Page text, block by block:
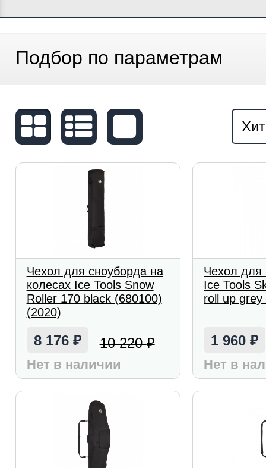
Подбор по параметрам
Чехол для сноуборда на
колесах Ice Tools Snow
Roller 170 black (680100)
(2020)
8 176 ₽ 10 220₽
Нет в наличии
Чехол для
Ice Tools
roll up
1 960₽
Нет в